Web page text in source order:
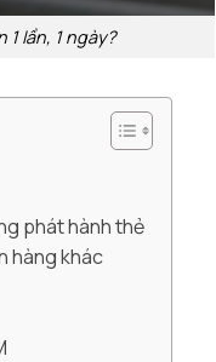
lần, 1 ngày?
phát hành thẻ
hàng khác